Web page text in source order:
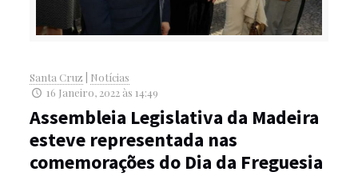
Santa Cruz
Notícias
16 Janeiro, 2022 às 14:49
Assembleia Legislativa da Madeira
esteve representada nas
comemorações do Dia da Freguesia